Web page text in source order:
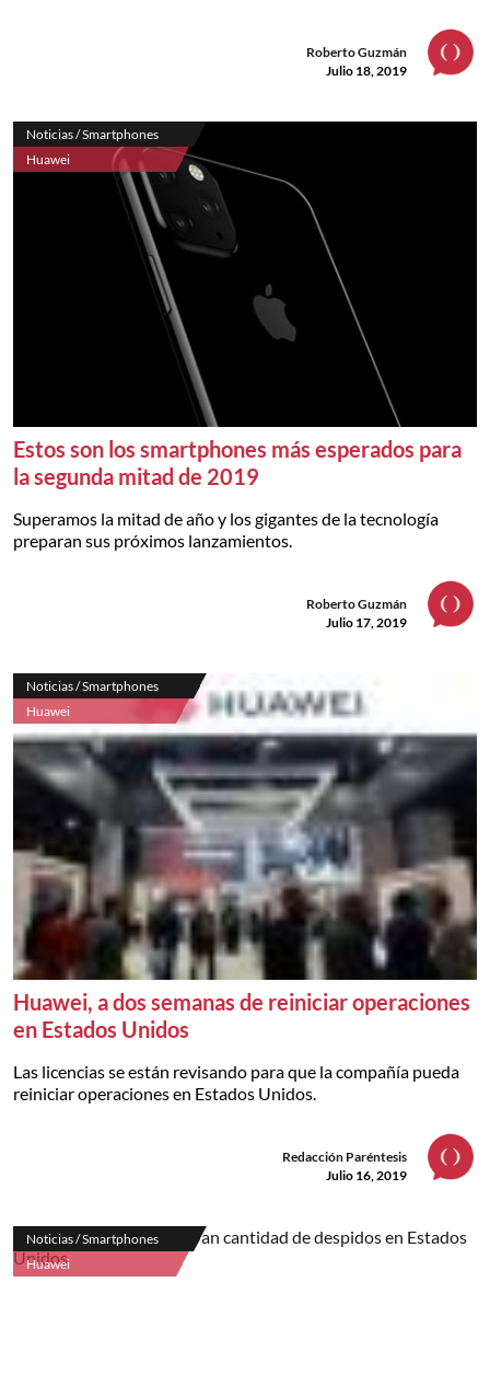
Roberto Guzmán
Julio 18, 2019
Noticias / Smartphones
Huawei
Estos son los smartphones más esperados para
la segunda mitad de 2019
Superamos la mitad de año y los gigantes de la tecnología
preparan sus próximos lanzamientos.
Roberto Guzmán
Julio 17, 2019
Noticias / Smartphones
Huawei
Huawei, a dos semanas de reiniciar operaciones
en Estados Unidos
Las licencias se están revisando para que la compañía pueda
reiniciar operaciones en Estados Unidos.
Redacción Paréntesis
Julio 16, 2019
Noticias / Smartphones
Huawei